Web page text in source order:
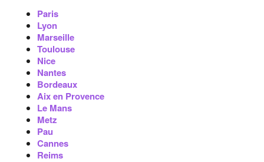
Paris
Lyon
Marseille
Toulouse
Nice
Nantes
Bordeaux
Aix en Provence
Le Mans
Metz
Pau
Cannes
Reims